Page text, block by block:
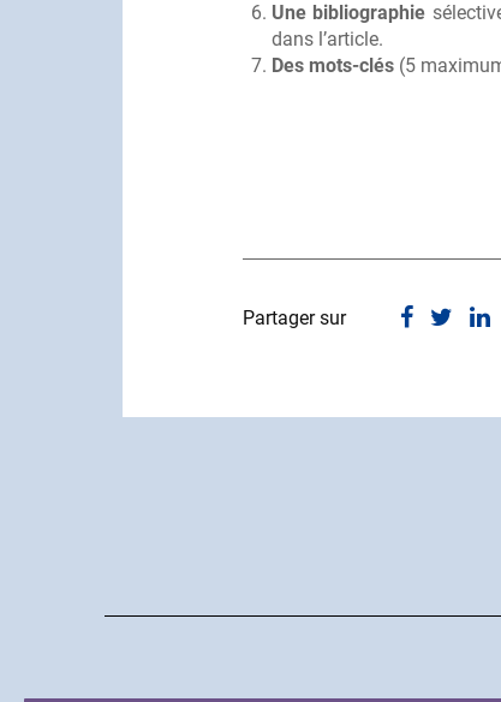
Une bibliographie
dans l’article.
Des mots-clés (5
Partager sur